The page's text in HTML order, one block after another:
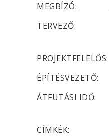
MEGBÍZÓ:
TERVEZŐ:
PROJEKTFELELŐS:
ÉPÍTÉSVEZETŐ:
ÁTFUTÁSI IDŐ:
CÍMKÉK: